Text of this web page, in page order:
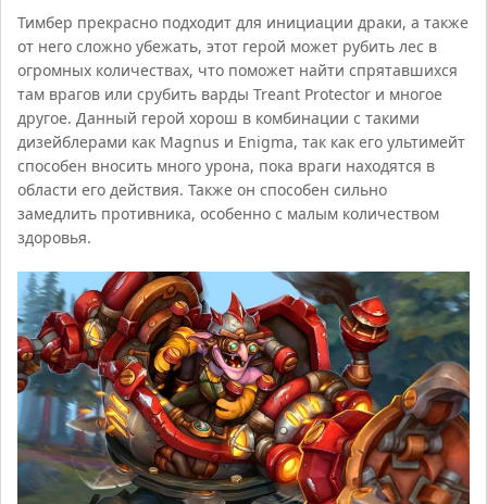
Тимбер прекрасно подходит для инициации драки, а также
от него сложно убежать, этот герой может рубить лес в
огромных количествах, что поможет найти спрятавшихся
там врагов или срубить варды Treant Protector и многое
другое. Данный герой хорош в комбинации с такими
дизейблерами как Magnus и Enigma, так как его ультимейт
способен вносить много урона, пока враги находятся в
области его действия. Также он способен сильно
замедлить противника, особенно с малым количеством
здоровья.